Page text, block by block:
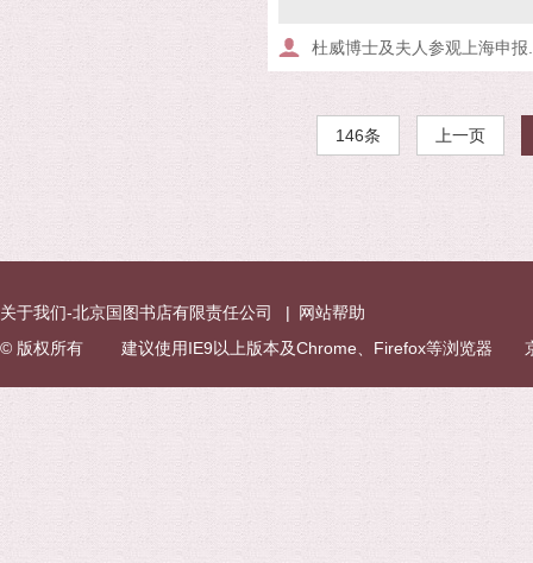
杜威博士及夫人参观上海申报
146条 上一页
关于我们-北京国图书店有限责任公司 | 网站帮助
© 版权所有 建议使用IE9以上版本及Chrome、Firefox等浏览器